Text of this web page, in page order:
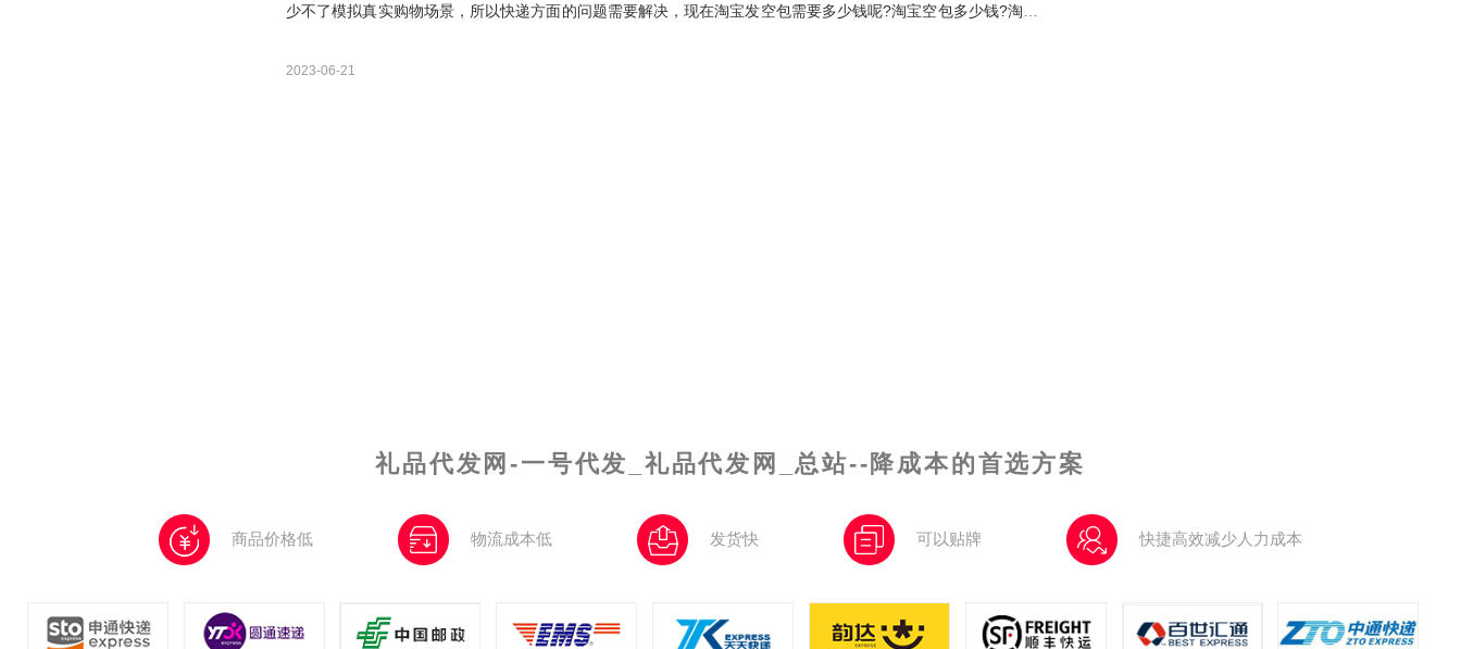
少不了模拟真实购物场景，所以快递方面的问题需要解决，现在淘宝发空包需要多少钱呢?淘宝空包多少钱?淘宝
专门的平台进行合作，这样子可以降低单价，当订单的数量提升起来以后，空包的单价会越来越低，但是不管怎
2023-06-21
礼品代发网-一号代发_礼品代发网_总站--降成本的首选方案
商品价格低 物流成本低 发货快 可以贴牌 快捷高效减少人力成本